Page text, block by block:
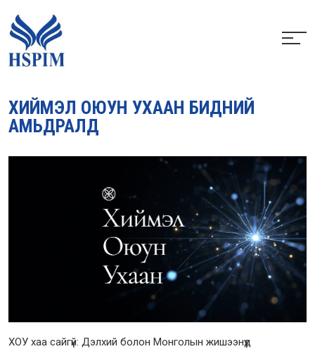
ХИЙМЭЛ ОЮУН УХААН БИДНИЙ
АМЬДРАЛД
ХОУ хаа сайгүй: Дэлхий болон Монголын жишээнүүд